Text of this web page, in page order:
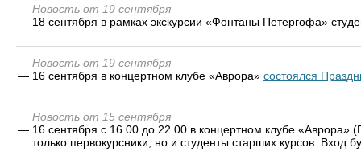
Новость от 19 сентября
— 18 сентября в рамках экскурсии «Фонтаны Петергофа»
Новость от 19 сентября
— 16 сентября в концертном клубе «Аврора» состоялся
Новость от 15 сентября
— 16 сентября с 16.00 до 22.00 в концертном клубе «Аврора»
только первокурсники, но и студенты старших курсов. Вход